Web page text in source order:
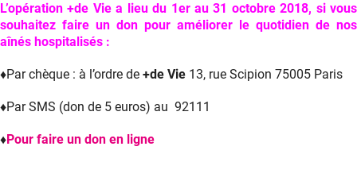
L’opération +de Vie a lieu du 1er au 31 octobre 2018, si vous
souhaitez faire un don pour améliorer le quotidien de nos
aînés hospitalisés :
♦Par chèque : à l’ordre de +de Vie 13, rue Scipion 75005 Paris
♦Par SMS (don de 5 euros) au 92111
♦Pour faire un don en ligne